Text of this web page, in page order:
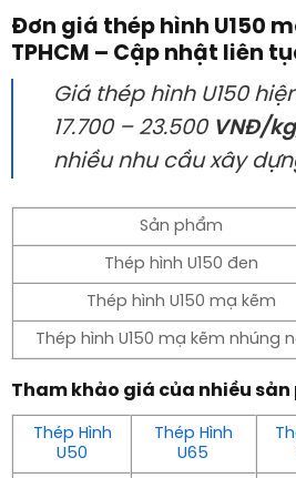
Đơn giá thép hình U150
TPHCM – Cập nhật liên
Giá thép hình U150
17.700 – 23.500 VNĐ/kg
nhiều nhu cầu xây
Sản phẩm
Thép hình U150 đen
Thép hình U150 mạ kẽm
Thép hình U150 mạ kẽm nhúng
Tham khảo giá của nhiều
Thép Hình
U50
Thép Hình
U65